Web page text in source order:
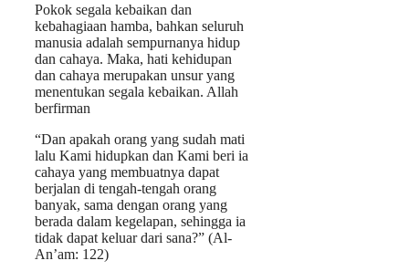
Pokok segala kebaikan dan
kebahagiaan hamba, bahkan seluruh
manusia adalah sempurnanya hidup
dan cahaya. Maka, hati kehidupan
dan cahaya merupakan unsur yang
menentukan segala kebaikan. Allah
berfirman
“Dan apakah orang yang sudah mati
lalu Kami hidupkan dan Kami beri ia
cahaya yang membuatnya dapat
berjalan di tengah-tengah orang
banyak, sama dengan orang yang
berada dalam kegelapan, sehingga ia
tidak dapat keluar dari sana?” (Al-
An’am: 122)